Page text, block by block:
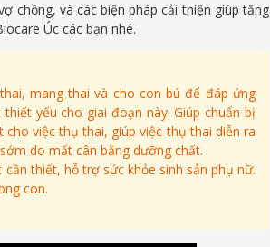
chồng, và các biện pháp cải thiện giúp tăng
Úc các bạn nhé.
mang thai và cho con bú để đáp ứng
yếu cho giai đoạn này. Giúp chuẩn bị
việc thụ thai, giúp việc thụ thai diễn ra
do mất cân bằng dưỡng chất.
thiết, hỗ trợ sức khỏe sinh sản phụ nữ.
con.